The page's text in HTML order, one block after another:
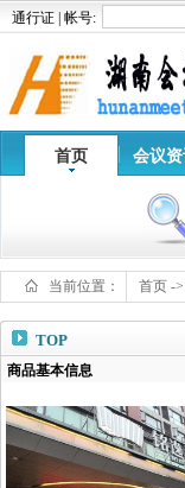
通行证 | 帐号:
首页 会议
当前位置： 首页 ->
TOP
商品基本信息